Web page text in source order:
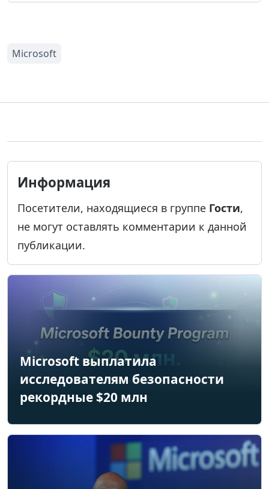
Информация
Посетители, находящиеся в группе Гости,
не могут оставлять комментарии к данной
публикации.
Microsoft выплатила
исследователям безопасности
рекордные $20 млн